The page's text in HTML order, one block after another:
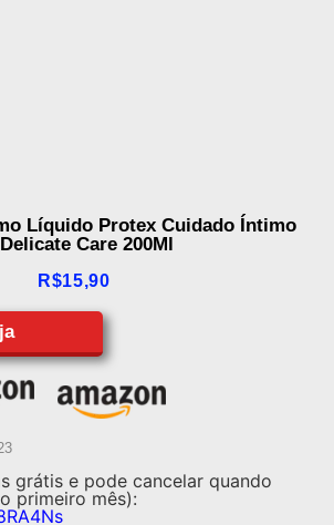
Líquido Protex Cuidado Íntimo
Delicate Care 200Ml
R$15,90
grátis e pode cancelar quando
primeiro mês):